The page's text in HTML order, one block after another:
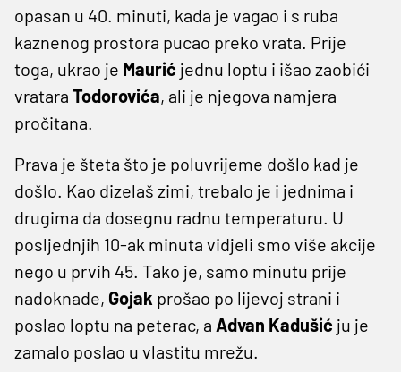
opasan u 40. minuti, kada je vagao i s ruba
kaznenog prostora pucao preko vrata. Prije
toga, ukrao je Maurić jednu loptu i išao zaobići
vratara Todorovića, ali je njegova namjera
pročitana.
Prava je šteta što je poluvrijeme došlo kad je
došlo. Kao dizelaš zimi, trebalo je i jednima i
drugima da dosegnu radnu temperaturu. U
posljednjih 10-ak minuta vidjeli smo više akcije
nego u prvih 45. Tako je, samo minutu prije
nadoknade, Gojak prošao po lijevoj strani i
poslao loptu na peterac, a Advan Kadušić ju je
zamalo poslao u vlastitu mrežu.